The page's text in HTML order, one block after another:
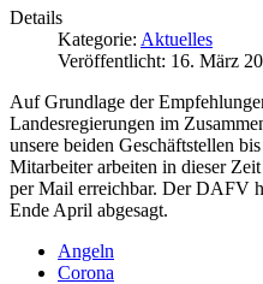
Details
Kategorie: Aktuelles
Veröffentlicht: 16. März
Auf Grundlage der
Landesregierungen im
unsere beiden Geschäftstellen
Mitarbeiter arbeiten in dieser
per Mail erreichbar. Der DAFV
Ende April abgesagt.
Angeln
Corona